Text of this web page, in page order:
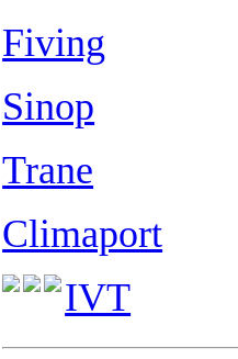
Fiving
Sinop
Trane
Climaport
IVT